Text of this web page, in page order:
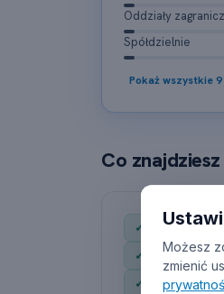
Oddziały
Spółdzielnie
Pokaż wszystkie
Co
✓ Nazwa firmy
✓ Strona WWW
✓ Status
Możesz
zmienić